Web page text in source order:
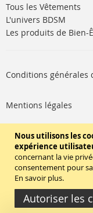
Nous utilisons les
expérience
concernant la vie
consentement pour
En savoir plus.
Autoriser les
Tous les Vêtements
L'univers BDSM
Les produits de Bien-
Conditions générales
Mentions légales
Politique de cookies
Copyright ©